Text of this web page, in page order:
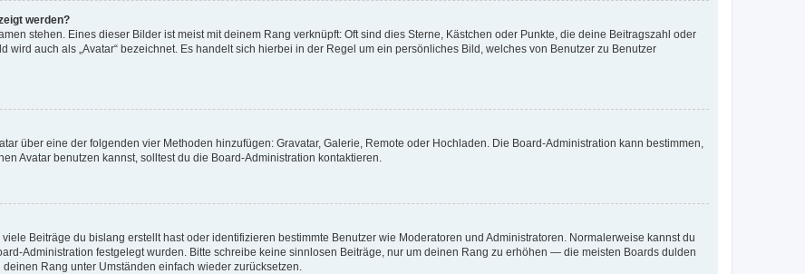
werden?
stehen. Eines dieser Bilder ist meist mit deinem Rang verknüpft: Oft sind dies Sterne, Kästchen oder Punkte, die deine Beitragszahl oder
wird auch als „Avatar“ bezeichnet. Es handelt sich hierbei in der Regel um ein persönliches Bild, welches von Benutzer zu Benutzer
über eine der folgenden vier Methoden hinzufügen: Gravatar, Galerie, Remote oder Hochladen. Die Board-Administration kann bestimmen,
Avatar benutzen kannst, solltest du die Board-Administration kontaktieren.
Beiträge du bislang erstellt hast oder identifizieren bestimmte Benutzer wie Moderatoren und Administratoren. Normalerweise kannst du
Administration festgelegt wurden. Bitte schreibe keine sinnlosen Beiträge, nur um deinen Rang zu erhöhen — die meisten Boards dulden
Rang unter Umständen einfach wieder zurücksetzen.